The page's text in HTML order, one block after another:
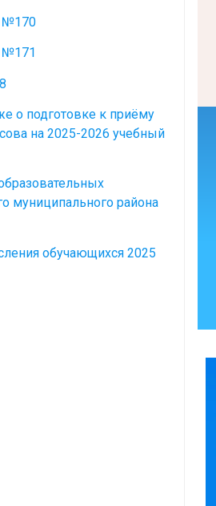
№170
№171
о подготовке к приёму
на 2025-2026 учебный
муниципального района
обучающихся 2025